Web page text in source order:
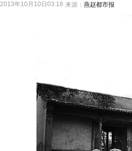
2013年10月10日03:18 来源： 燕赵都市报